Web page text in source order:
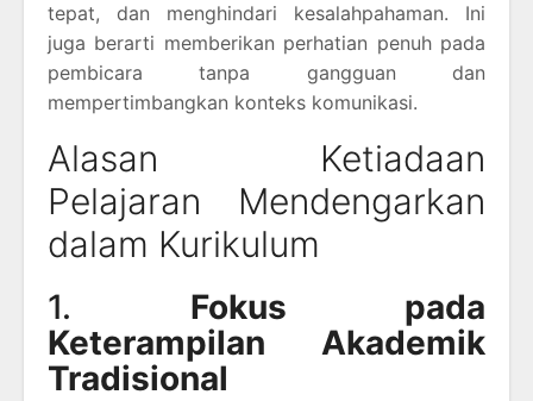
tepat, dan menghindari kesalahpahaman. Ini
juga berarti memberikan perhatian penuh pada
pembicara tanpa gangguan dan
mempertimbangkan konteks komunikasi.
Alasan Ketiadaan
Pelajaran Mendengarkan
dalam Kurikulum
1. Fokus pada
Keterampilan Akademik
Tradisional